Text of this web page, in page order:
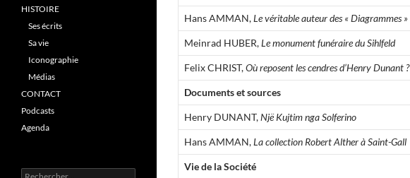
Hans AMMAN,Le véritable auteur des « Diagrammes »
Meinrad HUBER,Le monument funéraire du Sihlfeld
Felix CHRIST,Où reposent les cendres d’Henry Dunant ?
Documents et sources
Henry DUNANT,Një Kujtim nga Solferino
Hans AMMAN,La collection Robert Alther à Saint-Gall
Vie de la Société
HISTOIRE
Ses écrits
Sa vie
Iconographie
Médias
CONTACT
Podcasts
Agenda
R